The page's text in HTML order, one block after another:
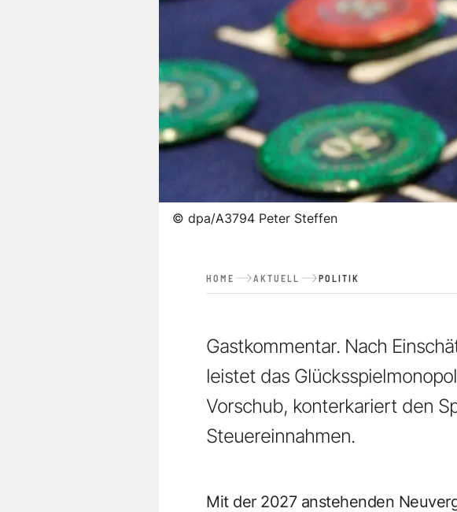
© dpa/A3794 Peter Steffen
HOME AKTUELL POLITIK
Gastkommentar. Nach
leistet das
Vorschub, konterkariert den
Steuereinnahmen.
Mit der 2027 anstehenden